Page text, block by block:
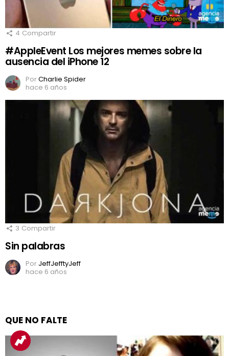
4 Compartir
#AppleEvent Los mejores memes sobre la
ausencia del iPhone 12
PorCharlie Spider
hace 6 años
3 Compartir
Sin palabras
Por JeffJefftyJeff
hace 6 años
QUE NO FALTE